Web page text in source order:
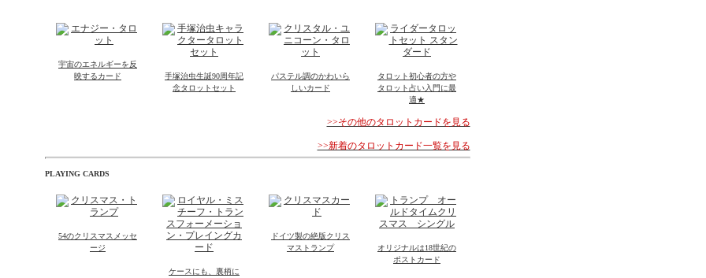
宇宙のエネルギーを反
映するカード
手塚治虫生誕90周年記
念タロットセット
パステル調のかわいら
しいカード
タロット初心者の方や
タロット占い入門に最
適★
>>その他のタロットカードを見る
>>新着のタロットカード一覧を見る
PLAYING CARDS
54のクリスマスメッセ
ージ
ケースにも、裏柄に
ドイツ製の絶版クリス
マストランプ
オリジナルは18世紀の
ポストカード